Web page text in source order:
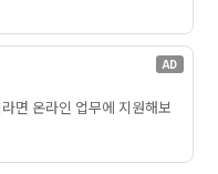
AD
면 온라인 업무에 지원해보